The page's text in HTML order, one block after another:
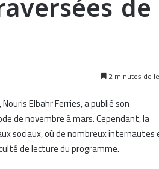
2 minutes de
Elbahr Ferries, a publié son
de novembre à mars. Cependant, la
sociaux, où de nombreux internautes
de lecture du programme.